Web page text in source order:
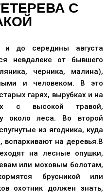
С
и до середины августа
невдалеке от бывшего
черника, малина),
и человеком. В это
гарях, вырубках и на
с высокой травой,
около леса. Во второй
из ягодника, куда
вспархивают на деревья.В
на лесные опушки,
или моховым болотам,
брусникой или
охотник должен знать,